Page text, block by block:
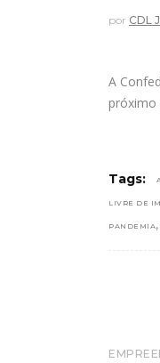
por CDL
A
próximo
Tags:
LIVRE DE
PANDEMIA,